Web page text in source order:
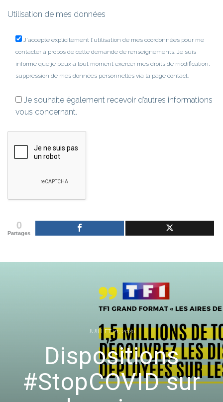
Utilisation de mes données
J'accepte explicitement l'utilisation de mes coordonnées pour me
contacter à propos de cette demande de renseignements. Je suis
informé que je peux à tout moment exercer mes droits de modification,
suppression de mes données personnelles via la page contact.
Je souhaite également recevoir d’autres informations
vous concernant.
0
Partages
JUILLET 21, 2020
Dispositions
#StopCOVID sur